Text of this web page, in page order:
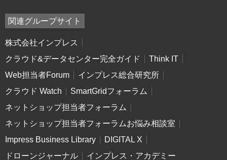
関連グループサイト
株式会社インプレス
クラウド&データセンター完全ガイド
Think IT
Web担当者Forum
インプレス総合研究所
クラウド Watch
SmartGridフォーラム
ネットショップ担当者フォーラム
ネットショップ担当者フォーラムお悩み相談室
Impress Business Library
DIGITAL X
ドローンジャーナル
インプレス・アカデミー